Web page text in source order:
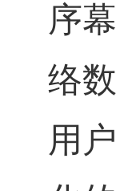
序
络
用